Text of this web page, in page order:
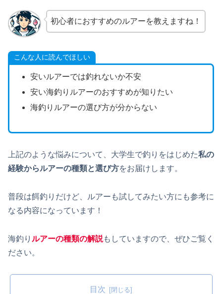
初心者におすすめのルアーを教えますね！
こんな人に読んでほしい
安いルアーでは釣れないか不安
安い海釣りルアーのおすすめが知りたい
海釣りルアーの選び方が分からない
上記のような悩みについて、大学生で釣りをはじめた私の
経験からルアーの種類と選び方をお届けします。
普段は餌釣りだけど、ルアーも試してみたい方にも参考に
なる内容になっています！
海釣り ルアーの種類の解説もしていますので、ぜひご覧く
ださい。
目次